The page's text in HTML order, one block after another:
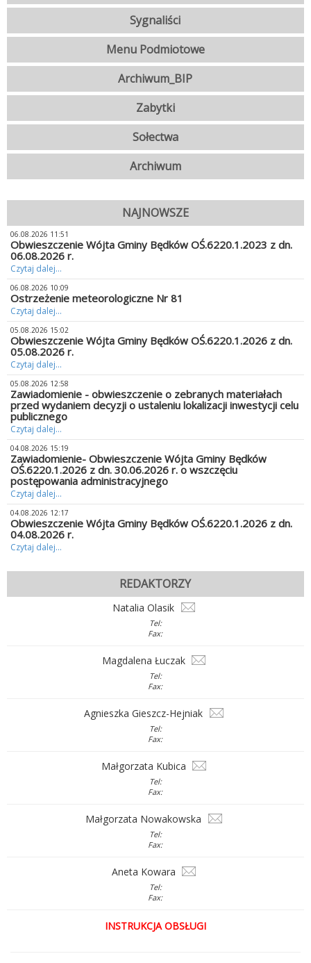
Sygnaliści
Menu Podmiotowe
Archiwum_BIP
Zabytki
Sołectwa
Archiwum
NAJNOWSZE
06.08.2026 11:51
Obwieszczenie Wójta Gminy Będków OŚ.6220.1.2023 z dn.
06.08.2026 r.
Czytaj dalej...
06.08.2026 10:09
Ostrzeżenie meteorologiczne Nr 81
Czytaj dalej...
05.08.2026 15:02
Obwieszczenie Wójta Gminy Będków OŚ.6220.1.2026 z dn.
05.08.2026 r.
Czytaj dalej...
05.08.2026 12:58
Zawiadomienie - obwieszczenie o zebranych materiałach
przed wydaniem decyzji o ustaleniu lokalizacji inwestycji celu
publicznego
Czytaj dalej...
04.08.2026 15:19
Zawiadomienie- Obwieszczenie Wójta Gminy Będków
OŚ.6220.1.2026 z dn. 30.06.2026 r. o wszczęciu
postępowania administracyjnego
Czytaj dalej...
04.08.2026 12:17
Obwieszczenie Wójta Gminy Będków OŚ.6220.1.2026 z dn.
04.08.2026 r.
Czytaj dalej...
REDAKTORZY
Natalia Olasik
Tel:
Fax:
Magdalena Łuczak
Tel:
Fax:
Agnieszka Gieszcz-Hejniak
Tel:
Fax:
Małgorzata Kubica
Tel:
Fax:
Małgorzata Nowakowska
Tel:
Fax:
Aneta Kowara
Tel:
Fax:
INSTRUKCJA OBSŁUGI